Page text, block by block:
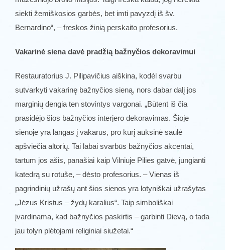
siekti žemiškosios garbės, bet imti pavyzdį iš šv.
Bernardino“, – freskos žinią perskaito profesorius.
Vakarinė siena davė pradžią bažnyčios dekoravimui
Restauratorius J. Pilipavičius aiškina, kodėl svarbu
sutvarkyti vakarinę bažnyčios sieną, nors dabar dalį jos
marginių dengia ten stovintys vargonai. „Būtent iš čia
prasidėjo šios bažnyčios interjero dekoravimas. Šioje
sienoje yra langas į vakarus, pro kurį auksinė saulė
apšviečia altorių. Tai labai svarbūs bažnyčios akcentai,
tartum jos ašis, panašiai kaip Vilniuje Pilies gatvė, jungianti
katedrą su rotuše, – dėsto profesorius. – Vienas iš
pagrindinių užrašų ant šios sienos yra lotyniškai užrašytas
„Jėzus Kristus – žydų karalius“. Taip simboliškai
įvardinama, kad bažnyčios paskirtis – garbinti Dievą, o tada
jau tolyn plėtojami religiniai siužetai.“